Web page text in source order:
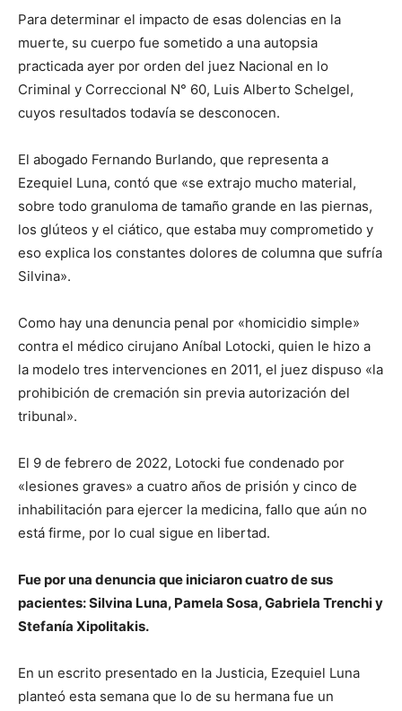
Para determinar el impacto de esas dolencias en la
muerte, su cuerpo fue sometido a una autopsia
practicada ayer por orden del juez Nacional en lo
Criminal y Correccional N° 60, Luis Alberto Schelgel,
cuyos resultados todavía se desconocen.
El abogado Fernando Burlando, que representa a
Ezequiel Luna, contó que «se extrajo mucho material,
sobre todo granuloma de tamaño grande en las piernas,
los glúteos y el ciático, que estaba muy comprometido y
eso explica los constantes dolores de columna que sufría
Silvina».
Como hay una denuncia penal por «homicidio simple»
contra el médico cirujano Aníbal Lotocki, quien le hizo a
la modelo tres intervenciones en 2011, el juez dispuso «la
prohibición de cremación sin previa autorización del
tribunal».
El 9 de febrero de 2022, Lotocki fue condenado por
«lesiones graves» a cuatro años de prisión y cinco de
inhabilitación para ejercer la medicina, fallo que aún no
está firme, por lo cual sigue en libertad.
Fue por una denuncia que iniciaron cuatro de sus
pacientes: Silvina Luna, Pamela Sosa, Gabriela Trenchi y
Stefanía Xipolitakis.
En un escrito presentado en la Justicia, Ezequiel Luna
planteó esta semana que lo de su hermana fue un